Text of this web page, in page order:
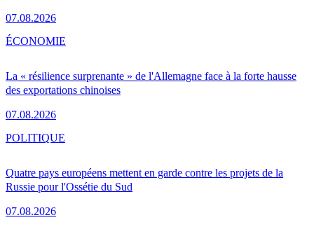
07.08.2026
La « résilience surprenante » de l'Allemagne face à la forte hausse
des exportations chinoises
07.08.2026
ÉCONOMIE
Quatre pays européens mettent en garde contre les projets de la
Russie pour l'Ossétie du Sud
07.08.2026
POLITIQUE